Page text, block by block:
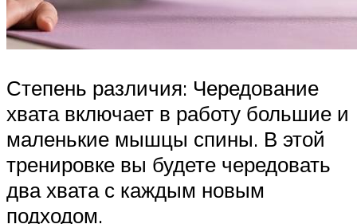
Степень различия: Чередование
хвата включает в работу большие и
маленькие мышцы спины. В этой
тренировке вы будете чередовать
два хвата с каждым новым
подходом.